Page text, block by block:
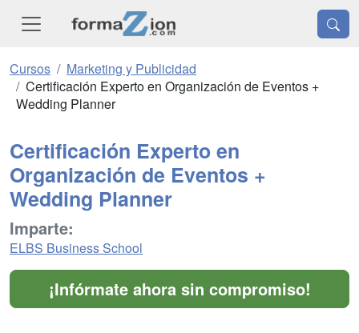
Cursos
Marketing y Publicidad
Certificación Experto en Organización de Eventos +
Wedding Planner
Certificación Experto en
Organización de Eventos +
Wedding Planner
Imparte:
ELBS Business School
¡Infórmate ahora sin compromiso!